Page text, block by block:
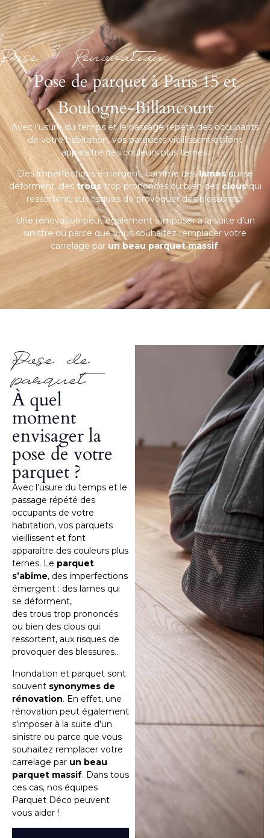
PRENDRE RDV
Pose & Renovation
Pose de parquet à Paris 15 et
Boulogne-Billancourt
Avec l’usure du temps et le passage répété des occupants
de votre habitation, vos parquets vieillissent et font
apparaître des couleurs plus ternes.
Des imperfections émergent, comme deslamesqui se
déforment, des troustrop prononcés ou bien desclousqui
ressortent, aux risques de provoquer des blessures…
Une rénovation peut également s’imposer à la suite d’un
sinistre ou parce que vous souhaitez remplacer votre
carrelage par un beau parquet massif.
Pose de
parquet
À quel
moment
envisager la
pose de votre
parquet ?
Avec l’usure du temps et le
passage répété des
occupants de votre
habitation, vos parquets
vieillissent et font
apparaître des couleurs plus
ternes. Le parquet
s’abime, des imperfections
émergent : des lames qui
se déforment,
des trous trop prononcés
ou bien des clous qui
ressortent, aux risques de
provoquer des blessures…
Inondation et parquet sont
souvent synonymes de
rénovation. En effet, une
rénovation peut également
s’imposer à la suite d’un
sinistre ou parce que vous
souhaitez remplacer votre
carrelage par un beau
parquet massif. Dans tous
ces cas, nos équipes
Parquet Déco peuvent
vous aider !